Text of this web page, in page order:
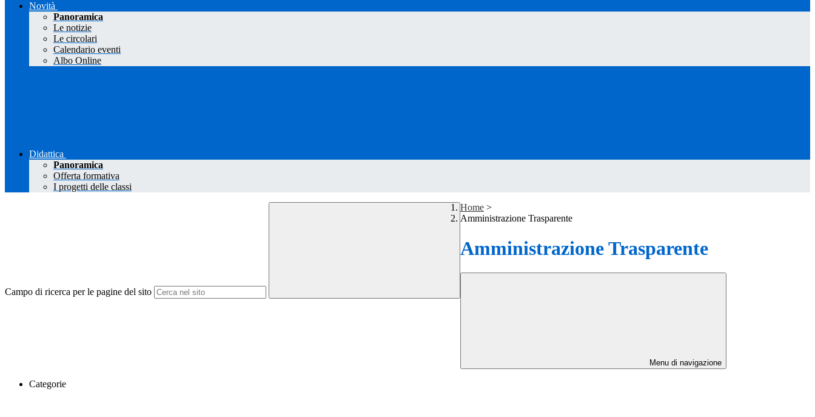
Novità
Panoramica
Le notizie
Le circolari
Calendario eventi
Albo Online
Didattica
Panoramica
Offerta formativa
I progetti delle classi
Campo di ricerca per le pagine del sito
Home >
Amministrazione Trasparente
Amministrazione Trasparente
Menu di navigazione
Categorie